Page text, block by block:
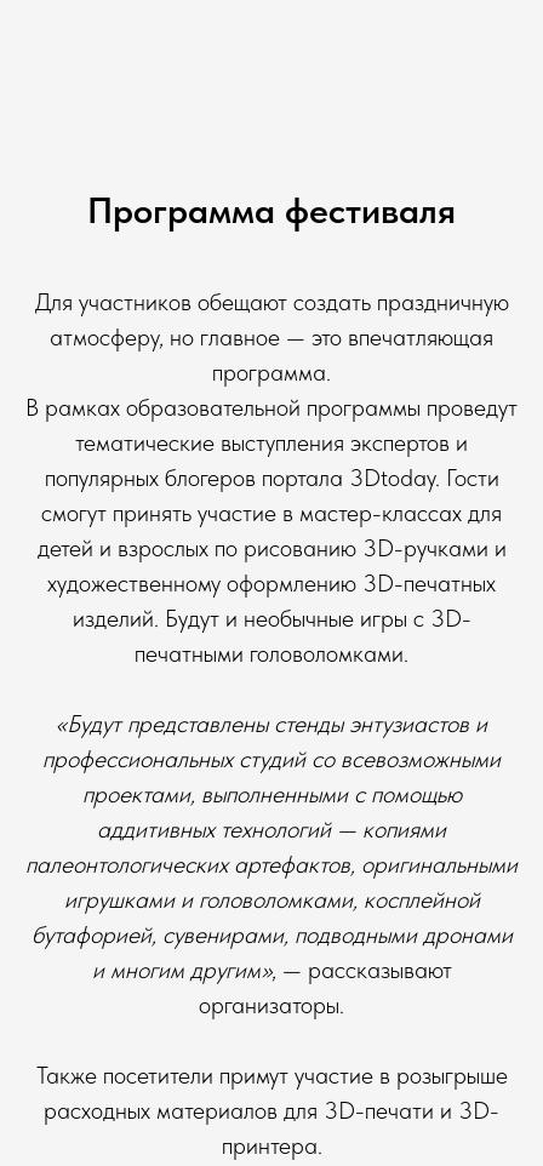
Программа фестиваля
Для участников обещают создать праздничную
атмосферу, но главное — это впечатляющая
программа.
В рамках образовательной программы проведут
тематические выступления экспертов и
популярных блогеров портала 3Dtoday. Гости
смогут принять участие в мастер-классах для
детей и взрослых по рисованию 3D-ручками и
художественному оформлению 3D-печатных
изделий. Будут и необычные игры с 3D-
печатными головоломками.
«Будут представлены стенды энтузиастов и
профессиональных студий со всевозможными
проектами, выполненными с помощью
аддитивных технологий — копиями
палеонтологических артефактов, оригинальными
игрушками и головоломками, косплейной
бутафорией, сувенирами, подводными дронами
и многим другим», — рассказывают
организаторы.
Также посетители примут участие в розыгрыше
расходных материалов для 3D-печати и 3D-
принтера.